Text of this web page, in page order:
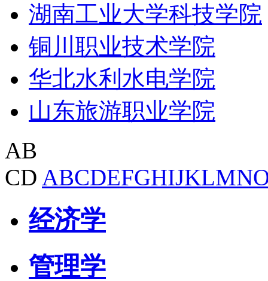
湖南工业大学科技学院
铜川职业技术学院
华北水利水电学院
山东旅游职业学院
AB
CD ABCDEFGHIJKLMN
经济学
管理学